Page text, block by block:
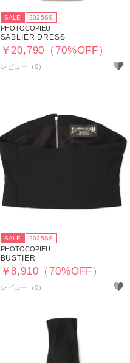
SALE 2025SS
PHOTOCOPIEU
SABLIER DRESS
￥20,790（70%OFF）
SALE 2025SS
PHOTOCOPIEU
BUSTIER
￥8,910（70%OFF）